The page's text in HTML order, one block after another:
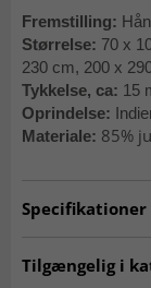
Fremstilling:
Størrelse: 70 x
230 cm, 200 x
Tykkelse, ca: 15
Oprindelse:
Materiale: 85%
Specifikationer
Tilgængelig i